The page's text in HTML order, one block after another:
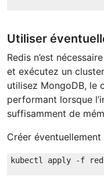
Utiliser
Redis n’est
et exécutez un
utilisez MongoDB, le
performant lorsque
suffisamment de
Créer éventuellement